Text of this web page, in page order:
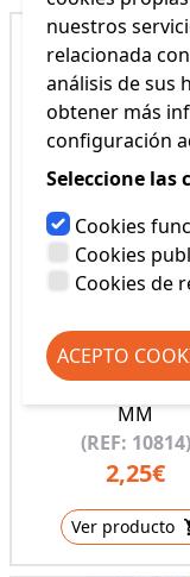
CAPUCHON
MM
(REF: 10814)
2,25€
Ver producto
nuestros
relacionada
análisis de sus
obtener más
configuración
Seleccione las
Cookies
Cookies
Cookies de
ACEPTO